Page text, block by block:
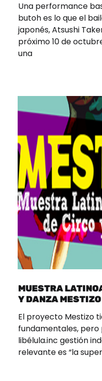
Una performance
butoh es lo que el
japonés, Atsushi
próximo 10 de
una
MUESTRA
Y DANZA MESTIZO
El proyecto Mestizo
fundamentales, pero
libélula.inc gestión
relevante es “la